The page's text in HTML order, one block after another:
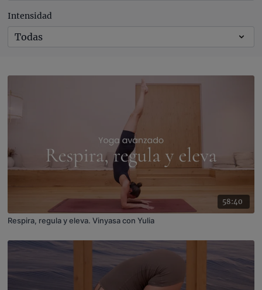
Intensidad
58:40
Respira, regula y eleva. Vinyasa con Yulia